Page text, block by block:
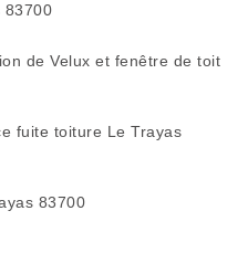
83700
de Velux et fenêtre de toit
fuite toiture Le Trayas
83700